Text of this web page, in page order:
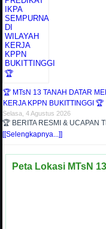
🏆 MTsN 13 TANAH DATAR
KERJA KPPN BUKITTINGGI 🏆
Selasa, 4 Agustus 2026
🏆 BERITA RESMI & UCAPAN
[[Selengkapnya...]]
Peta Lokasi MTsN